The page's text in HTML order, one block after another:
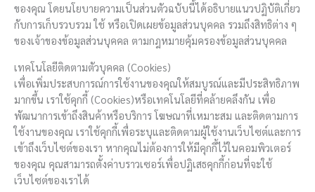
ของคุณ โดยนโยบายความเป็นส่วนตัวฉบับนี้ได้อธิบายแนวปฏิบัติเกี่ยว
กับการเก็บรวบรวม ใช้ หรือเปิดเผยข้อมูลส่วนบุคคล รวมถึงสิทธิต่าง ๆ
ของเจ้าของข้อมูลส่วนบุคคล ตามกฎหมายคุ้มครองข้อมูลส่วนบุคคล
เทคโนโลยีติดตามตัวบุคคล (Cookies)
เพื่อเพิ่มประสบการณ์การใช้งานของคุณให้สมบูรณ์และมีประสิทธิภาพ
มากขึ้น เราใช้คุกกี้ (Cookies)หรือเทคโนโลยีที่คล้ายคลึงกัน เพื่อ
พัฒนาการเข้าถึงสินค้าหรือบริการ โฆษณาที่เหมาะสม และติดตามการ
ใช้งานของคุณ เราใช้คุกกี้เพื่อระบุและติดตามผู้ใช้งานเว็บไซต์และการ
เข้าถึงเว็บไซต์ของเรา หากคุณไม่ต้องการให้มีคุกกี้ไว้ในคอมพิวเตอร์
ของคุณ คุณสามารถตั้งค่าบราวเซอร์เพื่อปฏิเสธคุกกี้ก่อนที่จะใช้
เว็บไซต์ของเราได้